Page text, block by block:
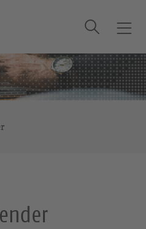
T
g
g
l
Suche